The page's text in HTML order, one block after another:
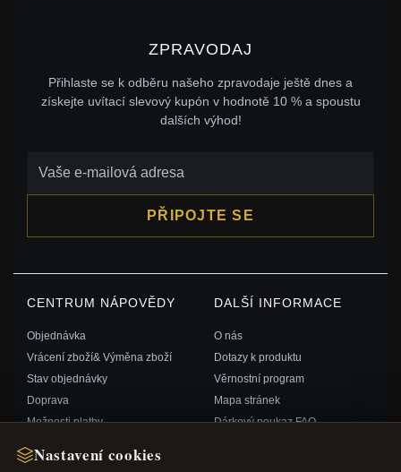
Nastavení cookies
ZPRAVODAJ
Přihlaste se k odběru našeho zpravodaje ještě dnes a
získejte uvítací slevový kupón v hodnotě 10 % a spoustu
dalších výhod!
PŘIPOJTE SE
CENTRUM NÁPOVĚDY
Objednávka
Vrácení zboží& Výměna zboží
Stav objednávky
Doprava
Možnosti platby
Kontaktujte nás
DALŠÍ INFORMACE
O nás
Dotazy k produktu
Věrnostní program
Mapa stránek
Dárkový poukaz FAQ